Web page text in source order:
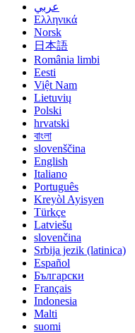
عربي
Ελληνικά
Norsk
日本語
România limbi
Eesti
Việt Nam
Lietuvių
Polski
hrvatski
বাংলা
slovenščina
English
Italiano
Português
Kreyòl Ayisyen
Türkçe
Latviešu
slovenčina
Srbija jezik (latinica)
Español
Български
Français
Indonesia
Malti
suomi